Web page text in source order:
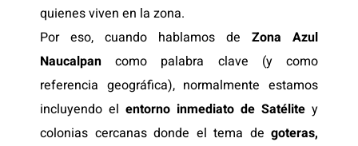
quienes viven en la zona.
Por eso, cuando hablamos de Zona Azul
Naucalpan como palabra clave (y como
referencia geográfica), normalmente estamos
incluyendo el entorno inmediato de Satélite y
colonias cercanas donde el tema de goteras,